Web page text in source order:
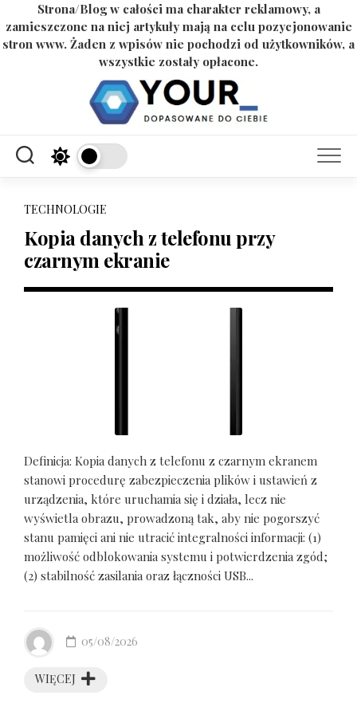
Strona/Blog w całości ma charakter reklamowy, a
zamieszczone na niej artykuły mają na celu pozycjonowanie
stron www. Żaden z wpisów nie pochodzi od użytkowników, a
wszystkie zostały opłacone.
TECHNOLOGIE
Kopia danych z telefonu przy
czarnym ekranie
Definicja: Kopia danych z telefonu z czarnym ekranem
stanowi procedurę zabezpieczenia plików i ustawień z
urządzenia, które uruchamia się i działa, lecz nie
wyświetla obrazu, prowadzoną tak, aby nie pogorszyć
stanu pamięci ani nie utracić integralności informacji: (1)
możliwość odblokowania systemu i potwierdzenia zgód;
(2) stabilność zasilania oraz łączności USB...
WIĘCEJ
05/08/2026